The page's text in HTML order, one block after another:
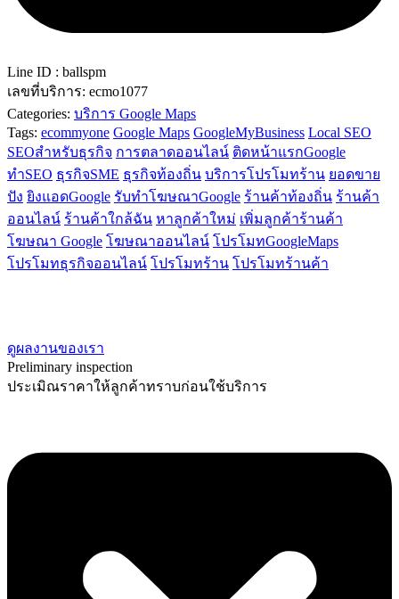
Line ID : ballspm
เลขที่บริการ: ecmo1077
Categories: บริการ Google Maps
Tags: ecommyone Google Maps GoogleMyBusiness Local SEO
SEOสำหรับธุรกิจ การตลาดออนไลน์ ติดหน้าแรกGoogle
ทำSEO ธุรกิจSME ธุรกิจท้องถิ่น บริการโปรโมทร้าน ยอดขาย
ปัง ยิงแอดGoogle รับทำโฆษณาGoogle ร้านค้าท้องถิ่น ร้านค้า
ออนไลน์ ร้านค้าใกล้ฉัน หาลูกค้าใหม่ เพิ่มลูกค้าร้านค้า
โฆษณา Google โฆษณาออนไลน์ โปรโมทGoogleMaps
โปรโมทธุรกิจออนไลน์ โปรโมทร้าน โปรโมทร้านค้า
ดูผลงานของเรา
Preliminary inspection
ประเมิณราคาให้ลูกค้าทราบก่อนใช้บริการ